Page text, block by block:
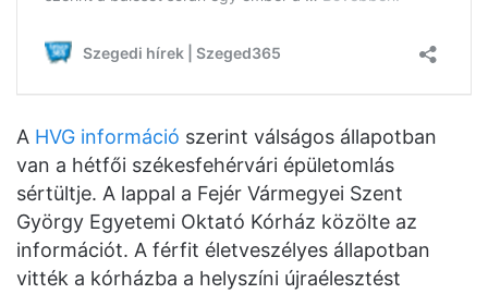
A HVG információ szerint válságos állapotban
van a hétfői székesfehérvári épületomlás
sértültje. A lappal a Fejér Vármegyei Szent
György Egyetemi Oktató Kórház közölte az
információt. A férfit életveszélyes állapotban
vitték a kórházba a helyszíni újraélesztést